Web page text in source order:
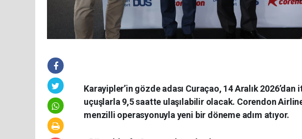
Karayipler’in gözde adası Curaçao, 14 Aralık
uçuşlarla 9,5 saatte ulaşılabilir olacak. Corendon
menzilli operasyonuyla yeni bir döneme adım atıyor.